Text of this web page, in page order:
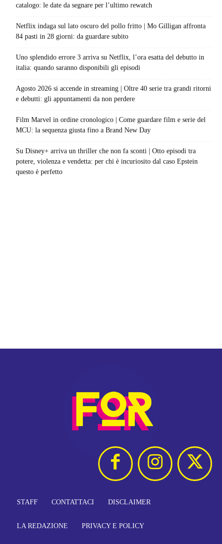
catalogo: le date da segnare per l’ultimo rewatch
Netflix indaga sul lato oscuro del pollo fritto | Mo Gilligan affronta
84 pasti in 28 giorni: da guardare subito
Uno splendido errore 3 arriva su Netflix, l’ora esatta del debutto in
italia: quando saranno disponibili gli episodi
Agosto 2026 si accende in streaming | Oltre 40 serie tra grandi ritorni
e debutti: gli appuntamenti da non perdere
Film Marvel in ordine cronologico | Come guardare film e serie del
MCU: la sequenza giusta fino a Brand New Day
Su Disney+ arriva un thriller che non fa sconti | Otto episodi tra
potere, violenza e vendetta: per chi è incuriosito dal caso Epstein
questo è perfetto
STAFF CONTATTACI DISCLAIMER
LA REDAZIONE PRIVACY E POLICY